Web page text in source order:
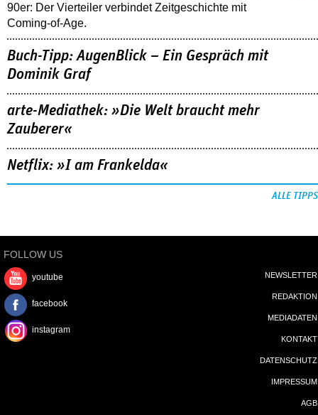
90er: Der Vierteiler verbindet Zeitgeschichte mit
Coming-of-Age.
Buch-Tipp: AugenBlick – Ein Gespräch mit
Dominik Graf
arte-Mediathek: »Die Welt braucht mehr
Zauberer«
Netflix: »I am Frankelda«
ALLE TIPPS
FOLLOW US
youtube
facebook
instagram
NEWSLETTER
REDAKTION
MEDIADATEN
KONTAKT
DATENSCHUTZ
IMPRESSUM
AGB